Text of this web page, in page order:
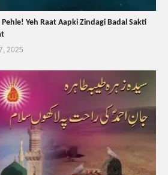
Yeh Raat Aapki Zindagi Badal Sakti
2025